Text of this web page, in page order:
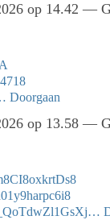
op 14.42 —
Doorgaan
op 13.58 —